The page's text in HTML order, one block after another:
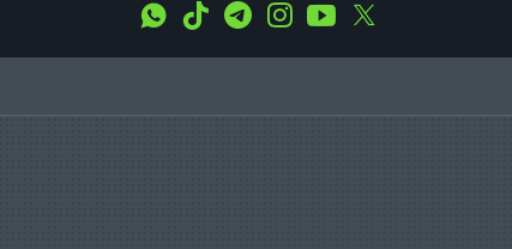
WhatsApp
Tiktok TelegramInstagramYoutube